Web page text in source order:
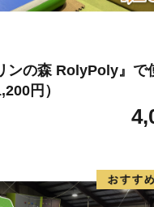
ンの森 RolyPoly』で
円）